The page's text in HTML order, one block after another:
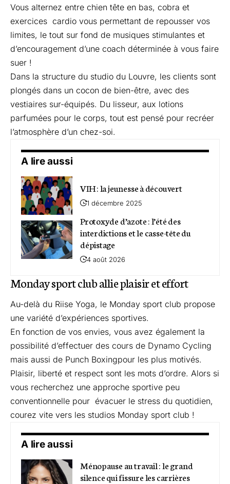
Vous alternez entre chien tête en bas, cobra et
exercices cardio vous permettant de repousser vos
limites, le tout sur fond de musiques stimulantes et
d’encouragement d’une coach déterminée à vous faire
suer !
Dans la structure du studio du Louvre, les clients sont
plongés dans un cocon de bien-être, avec des
vestiaires sur-équipés. Du lisseur, aux lotions
parfumées pour le corps, tout est pensé pour recréer
l’atmosphère d’un chez-soi.
A lire aussi
VIH : la jeunesse à découvert
1 décembre 2025
Protoxyde d’azote : l’été des
interdictions et le casse-tête du
dépistage
4 août 2026
Monday sport club allie plaisir et effort
Au-delà du Riise Yoga, le Monday sport club propose
une variété d’expériences sportives.
En fonction de vos envies, vous avez également la
possibilité d’effectuer des cours de Dynamo Cycling
mais aussi de Punch Boxingpour les plus motivés.
Plaisir, liberté et respect sont les mots d’ordre. Alors si
vous recherchez une approche sportive peu
conventionnelle pour évacuer le stress du quotidien,
courez vite vers les studios Monday sport club !
A lire aussi
Ménopause au travail : le grand
silence qui fissure les carrières